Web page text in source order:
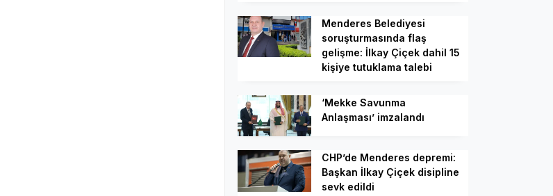
Menderes Belediyesi
soruşturmasında flaş
gelişme: İlkay Çiçek dahil 15
kişiye tutuklama talebi
‘Mekke Savunma
Anlaşması’ imzalandı
CHP’de Menderes depremi:
Başkan İlkay Çiçek disipline
sevk edildi